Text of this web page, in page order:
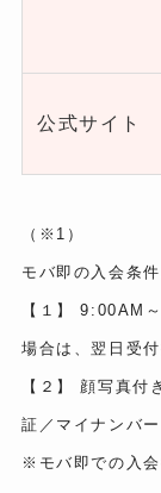
公式サイト
（※1）
モバ即の入会条
【１】 9:00AM
場合は、翌日受付
【２】 顔写真付
証／マイナンバ
※モバ即での入